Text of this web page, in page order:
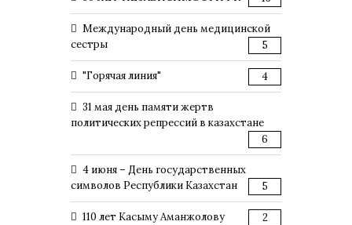
Международный день медицинской
сестры
5
"Горячая линия" 4
31 мая день памяти жертв
политических репрессий в казахстане
6
4 июня – День государственных
символов Республики Казахстан
5
110 лет Касыму Аманжолову 2